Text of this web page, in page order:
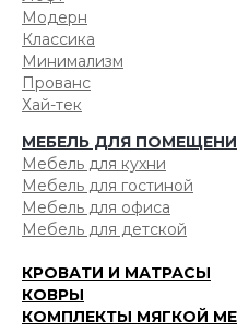
Модерн
Классика
Минимализм
Прованс
Хай-тек
МЕБЕЛЬ ДЛЯ
Мебель для кухни
Мебель для гостиной
Мебель для офиса
Мебель для детской
КРОВАТИ И МАТРАСЫ
КОВРЫ
КОМПЛЕКТЫ МЯГКОЙ